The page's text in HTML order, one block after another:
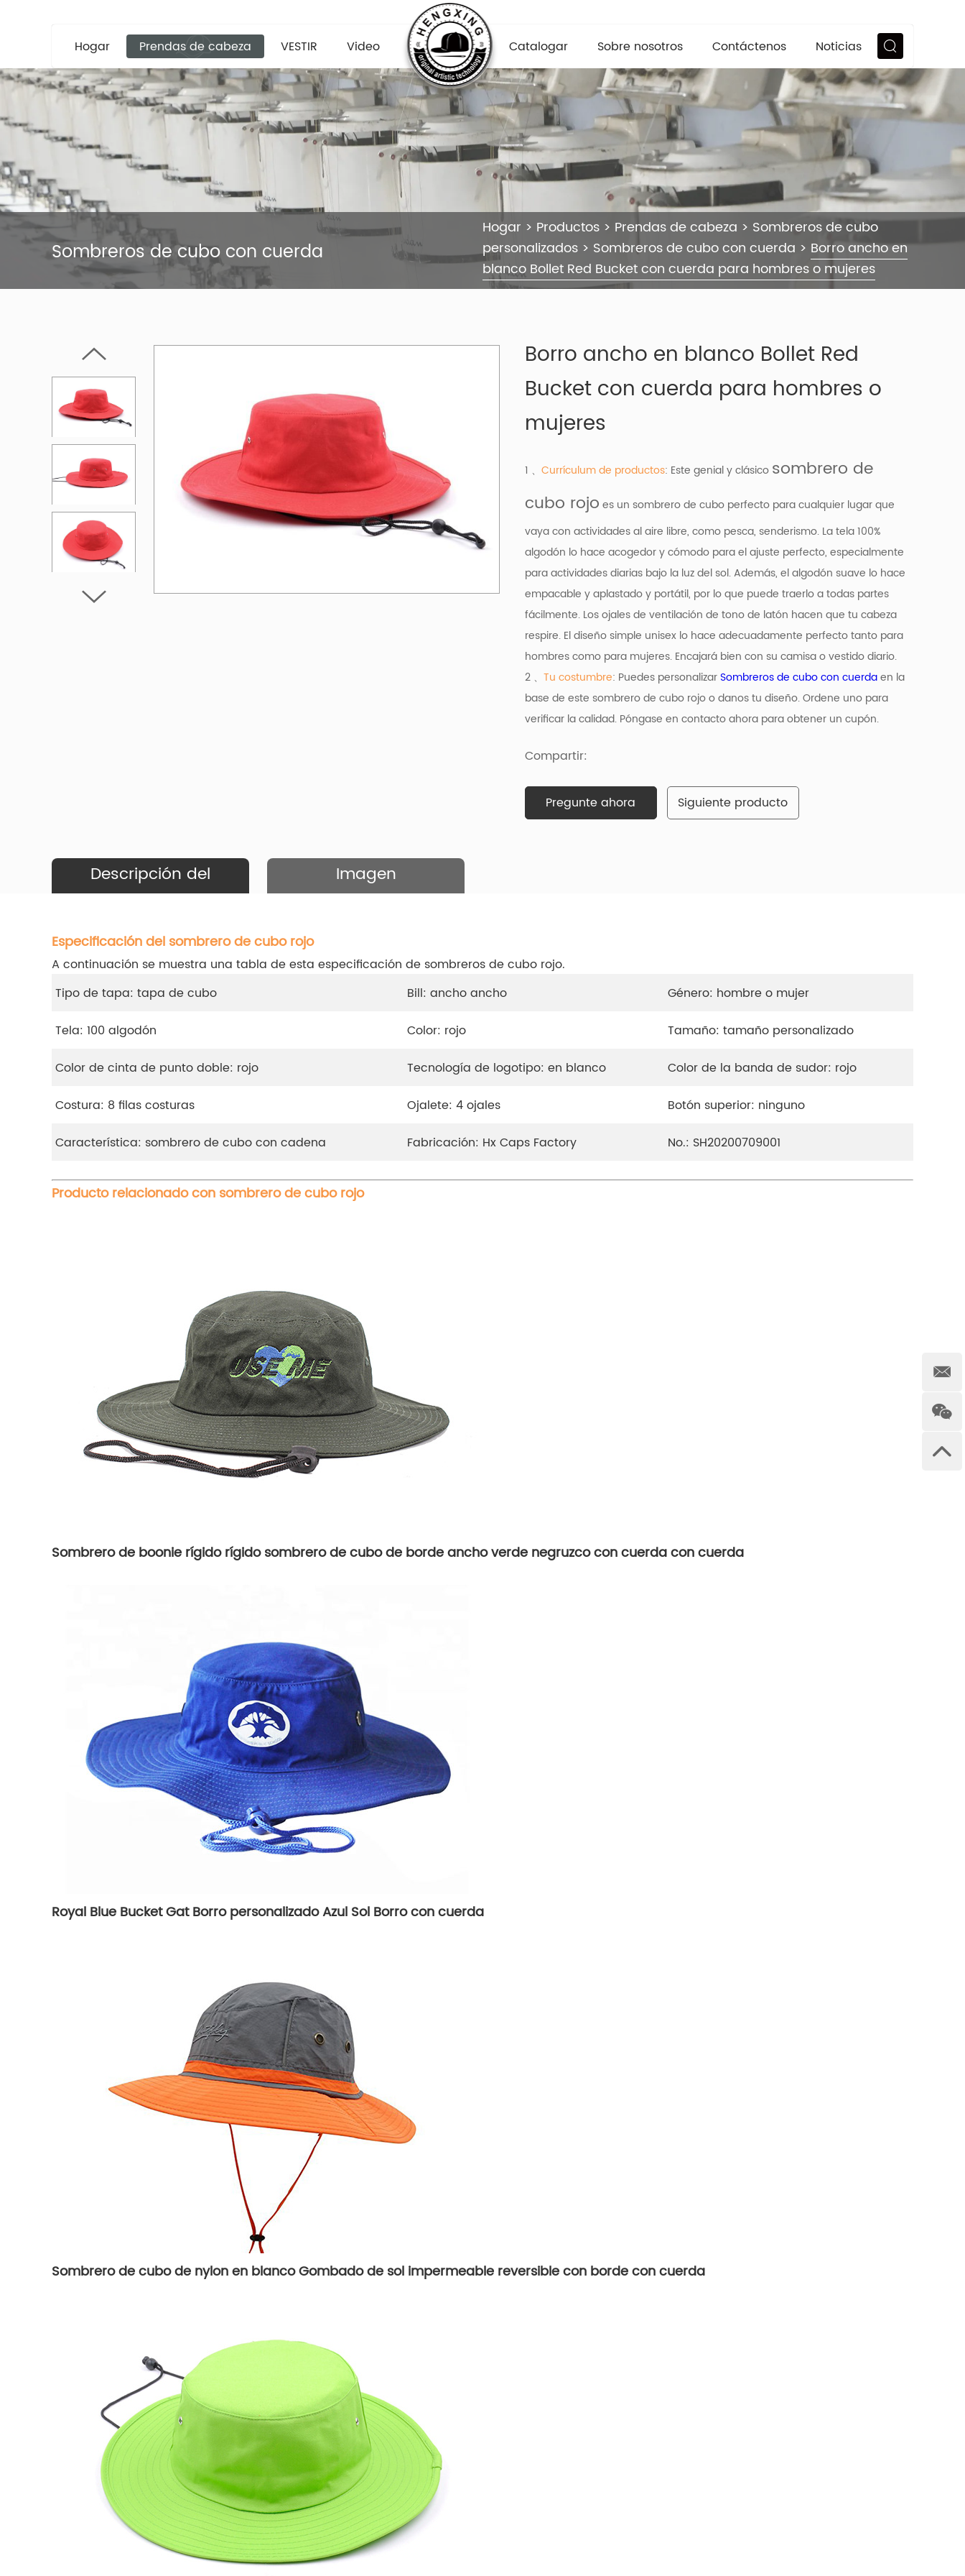
Hogar Prendas de cabeza VESTIR Video Catalogar Sobre nosotros Contáctenos Noticias
Sombreros de cubo con cuerda
Hogar > Productos > Prendas de cabeza > Sombreros de cubo
personalizados > Sombreros de cubo con cuerda > Borro ancho en
blanco Bollet Red Bucket con cuerda para hombres o mujeres
Borro ancho en blanco Bollet Red
Bucket con cuerda para hombres o
mujeres
1 、 Currículum de productos: Este genial y clásico sombrero de
cubo rojo es un sombrero de cubo perfecto para cualquier lugar que
vaya con actividades al aire libre, como pesca, senderismo. La tela 100%
algodón lo hace acogedor y cómodo para el ajuste perfecto, especialmente
para actividades diarias bajo la luz del sol. Además, el algodón suave lo hace
empacable y aplastado y portátil, por lo que puede traerlo a todas partes
fácilmente. Los ojales de ventilación de tono de latón hacen que tu cabeza
respire. El diseño simple unisex lo hace adecuadamente perfecto tanto para
hombres como para mujeres. Encajará bien con su camisa o vestido diario.
2 、 Tu costumbre: Puedes personalizarSombreros de cubo con cuerdaen la
base de este sombrero de cubo rojo o danos tu diseño. Ordene uno para
verificar la calidad. Póngase en contacto ahora para obtener un cupón.
Compartir:
Pregunte ahora Siguiente producto
Descripción del
Imagen
Especificación del sombrero de cubo rojo
A continuación se muestra una tabla de esta especificación de sombreros de cubo rojo.
Tipo de tapa: tapa de cubo
Bill: ancho ancho
Género: hombre o mujer
Tela: 100 algodón
Color: rojo
Tamaño: tamaño personalizado
Color de cinta de punto doble: rojo
Tecnología de logotipo: en blanco
Color de la banda de sudor: rojo
Costura: 8 filas costuras
Ojalete: 4 ojales
Botón superior: ninguno
Característica: sombrero de cubo con cadena
Fabricación: Hx Caps Factory No.: SH20200709001
Producto relacionado con sombrero de cubo rojo
Sombrero de boonie rígido rígido sombrero de cubo de borde ancho verde negruzco con cuerda con cuerda
Royal Blue Bucket Gat Borro personalizado Azul Sol Borro con cuerda
Sombrero de cubo de nylon en blanco Gombado de sol impermeable reversible con borde con cuerda